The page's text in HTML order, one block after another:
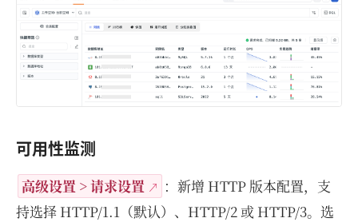
可用性监测
高级设置 > 请求设置
：新增 HTTP 版本配置，支
持选择 HTTP/1.1（默认）、HTTP/2 或 HTTP/3。选